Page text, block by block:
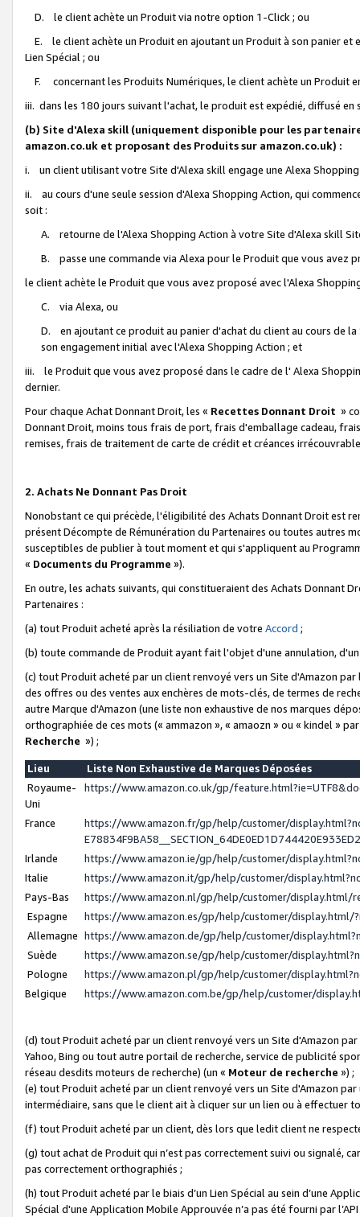
D. le client achète un Produit via notre option 1-Click ; ou
E. le client achète un Produit en ajoutant un Produit à son panier et
Lien Spécial ; ou
F. concernant les Produits Numériques, le client achète un Produit
iii. dans les 180 jours suivant l'achat, le produit est expédié, diffusé
(b) Site d'Alexa skill (uniquement disponible pour les
amazon.co.uk et proposant des Produits sur amazon.co.uk) :
i. un client utilisant votre Site d'Alexa skill engage une Alexa
ii. au cours d'une seule session d'Alexa Shopping Action, qui
soit :
A. retourne de l'Alexa Shopping Action à votre Site d'Alexa skill
B. passe une commande via Alexa pour le Produit que vous avez
le client achète le Produit que vous avez proposé avec l'Alexa
C. via Alexa, ou
D. en ajoutant ce produit au panier d'achat du client au cours de
son engagement initial avec l'Alexa Shopping Action ; et
iii. le Produit que vous avez proposé dans le cadre de l' Alexa
dernier.
Pour chaque Achat Donnant Droit, les « Recettes Donnant Droit »
Donnant Droit, moins tous frais de port, frais d'emballage cadeau,
remises, frais de traitement de carte de crédit et créances
2. Achats Ne Donnant Pas Droit
Nonobstant ce qui précède, l'éligibilité des Achats Donnant Droit est
présent Décompte de Rémunération du Partenaires ou toutes autres
susceptibles de publier à tout moment et qui s'appliquent au
« Documents du Programme »).
En outre, les achats suivants, qui constitueraient des Achats Donnant
Partenaires :
(a) tout Produit acheté après la résiliation de votre Accord ;
(b) toute commande de Produit ayant fait l'objet d'une annulation,
(c) tout Produit acheté par un client renvoyé vers un Site d'Amazon
des offres ou des ventes aux enchères de mots-clés, de termes de
autre Marque d'Amazon (une liste non exhaustive de nos marques
orthographiée de ces mots (« ammazon », « amaozn » ou « kindel »
Recherche ») ;
Lieu
Liste Non Exhaustive de Marques Déposées
Royaume-
Uni
https://www.amazon.co.uk/gp/
France
https://www.amazon.fr/gp/help/customer/
Irlande
https://www.amazon.ie/gp/help/customer/
Italie
https://www.amazon.it/gp/help/customer/
Pays-Bas
https://www.amazon.nl/gp/help/customer/display.html/
Espagne
https://www.amazon.es/gp/help/customer/display.html/
Allemagne https://www.amazon.de/gp/help/customer/
Suède
https://www.amazon.se/gp/help/customer/
Pologne
https://www.amazon.pl/gp/help/customer/
Belgique
https://www.amazon.com.be/gp/help/customer/
(d) tout Produit acheté par un client renvoyé vers un Site d'Amazon
Yahoo, Bing ou tout autre portail de recherche, service de publicité
réseau desdits moteurs de recherche) (un « Moteur de recherche ») ;
(e) tout Produit acheté par un client renvoyé vers un Site d'Amazon
intermédiaire, sans que le client ait à cliquer sur un lien ou à
(f) tout Produit acheté par un client, dès lors que ledit client ne
(g) tout achat de Produit qui n’est pas correctement suivi ou signalé,
pas correctement orthographiés ;
(h) tout Produit acheté par le biais d’un Lien Spécial au sein d’une
Spécial d'une Application Mobile Approuvée n’a pas été fourni par